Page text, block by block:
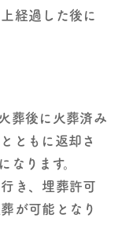
経過した後に
葬後に火葬済み
ともに返却さ
なります。
き、埋葬許可
が可能となり